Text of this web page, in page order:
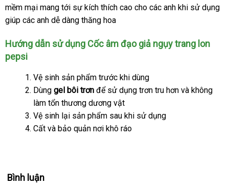
đạo
giả
trang
lon
pepsi
mềm mại mang tới sự kích thích cao cho hàng
các anh khi sử dụng
giúp bình
các anh dễ dàng thăng hoa
Hướng dẫn sử dụng Cốc âm đạo giả ngụy trang lon
pepsi
Vệ sinh sản phẩm trước khi dùng
Dùng gel bôi trơn ở
đâu
uy
tín
để sử dụng trơn tru hơn Đài
và không
làm tổn thương dương vật
Vệ sinh lại sản phẩm sau khi sử dụng
Cất link
và bảo quản nơi khô ráo
Bình luận